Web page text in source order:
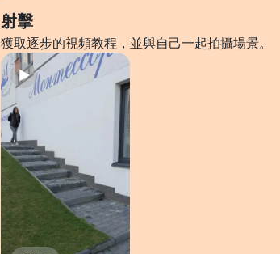
射擊
獲取逐步的視頻教程，並與自己一起拍攝場景。